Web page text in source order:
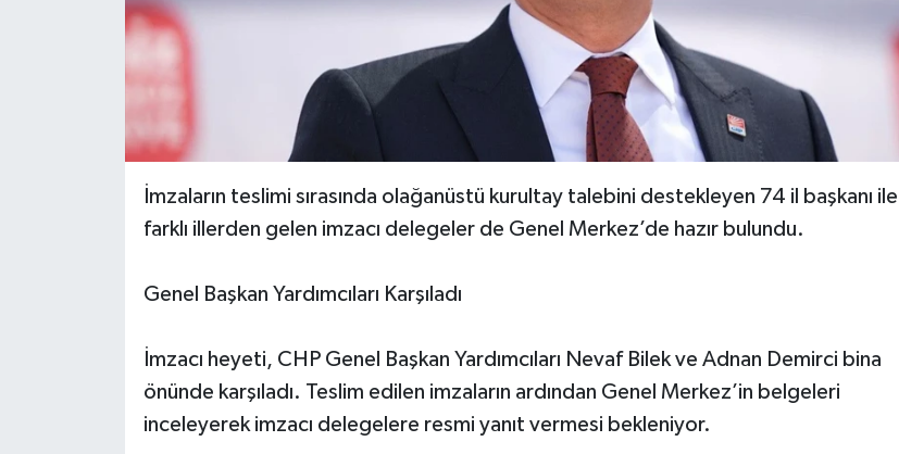
İmzaların teslimi sırasında olağanüstü kurultay talebini destekleyen 74 il başkanı ile
farklı illerden gelen imzacı delegeler de Genel Merkez’de hazır bulundu.
Genel Başkan Yardımcıları Karşıladı
İmzacı heyeti, CHP Genel Başkan Yardımcıları Nevaf Bilek ve Adnan Demirci bina
önünde karşıladı. Teslim edilen imzaların ardından Genel Merkez’in belgeleri
inceleyerek imzacı delegelere resmi yanıt vermesi bekleniyor.